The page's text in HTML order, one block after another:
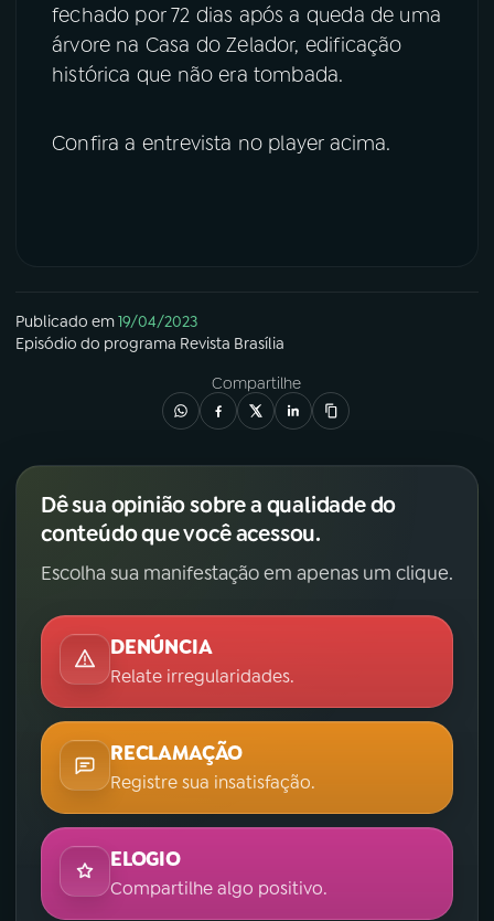
fechado por 72 dias após a queda de uma
árvore na Casa do Zelador, edificação
histórica que não era tombada.
Confira a entrevista no player acima.
Publicado em19/04/2023
Episódio do programa Revista Brasília
Compartilhe
Dê sua opinião sobre a qualidade do
conteúdo que você acessou.
Escolha sua manifestação em apenas um clique.
DENÚNCIA
Relate irregularidades.
RECLAMAÇÃO
Registre sua insatisfação.
ELOGIO
Compartilhe algo positivo.